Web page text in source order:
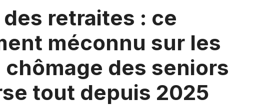
retraites : ce
méconnu sur les
chômage des seniors
tout depuis 2025